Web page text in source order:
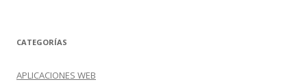
CATEGORÍAS
APLICACIONES WEB